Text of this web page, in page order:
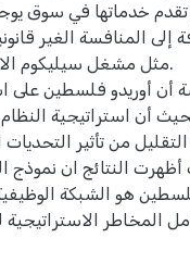
خدماتها في سوق
إلى المنافسة الغير
مثل مشغل سيليكوم
أن أوريدو فلسطين
أن استراتيجية
من تأثير
أظهرت النتائج ان
هو الشبكة
المخاطر الاستراتيجية